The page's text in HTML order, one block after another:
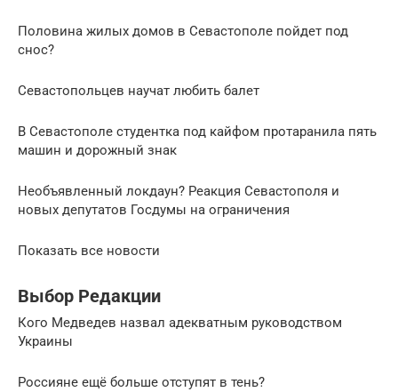
Половина жилых домов в Севастополе пойдет под
снос?
Севастопольцев научат любить балет
В Севастополе студентка под кайфом протаранила пять
машин и дорожный знак
Необъявленный локдаун? Реакция Севастополя и
новых депутатов Госдумы на ограничения
Показать все новости
Выбор Редакции
Кого Медведев назвал адекватным руководством
Украины
Россияне ещё больше отступят в тень?